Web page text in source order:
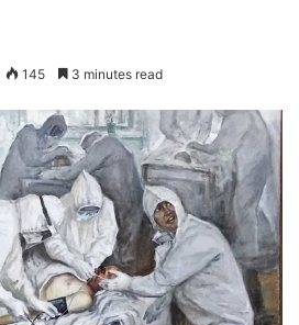
145 3 minutes read